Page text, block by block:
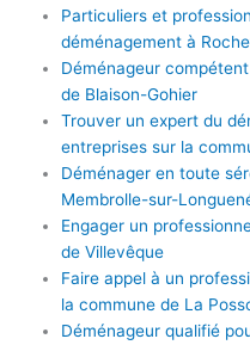
Particuliers et
déménagement à
Déménageur
de Blaison-Gohier
Trouver un expert du
entreprises sur la
Déménager en toute
Membrolle-sur-
Engager un
de Villevêque
Faire appel à un
la commune de La
Déménageur qualifié